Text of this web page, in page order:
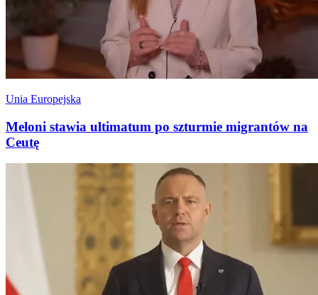
Unia Europejska
Meloni stawia ultimatum po szturmie migrantów na
Ceutę